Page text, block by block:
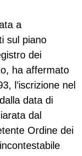
a
sul piano
dei
ha affermato
l’iscrizione nel
data di
dal
Ordine dei